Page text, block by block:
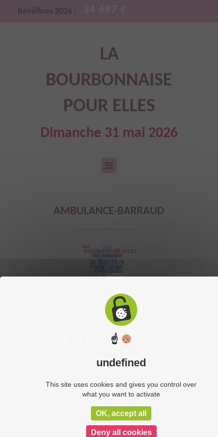
Bénéfices 2026 :
LA
BOURBONNAISE
POUR ELLES
Dimanche 31 mai 2026
AMBULANCE-BARRAUD
Labourbonnaisepourelles © 2015. Tous droits
réservés. Réalisation du site :
C-toucom-Mentions
☝
undefined
This site uses cookies and gives you control over
what you want to activate
OK, accept all
Deny all cookies